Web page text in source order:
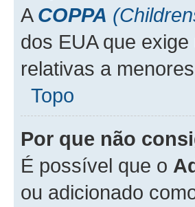
A COPPA
dos EUA que
relativas a
Topo
Por que não
É possível que o
ou adicionado